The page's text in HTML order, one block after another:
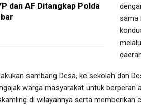
dan AF Ditangkap Polda
sama
sambang Desa, ke sekolah dan
warga masyarakat untuk
di wilayahnya serta